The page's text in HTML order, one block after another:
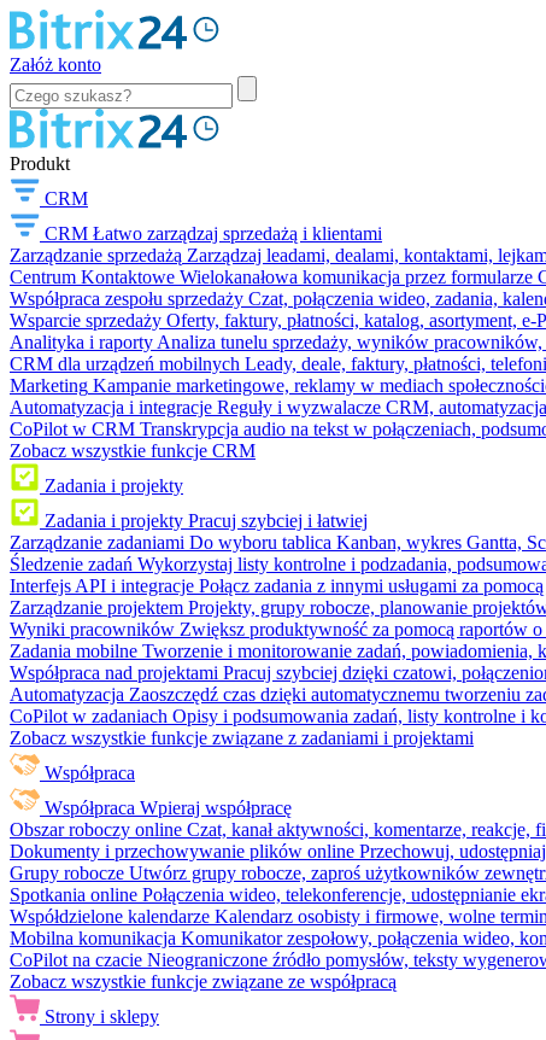
Załóż konto
Produkt
CRM
CRM Łatwo zarządzaj sprzedażą i klientami
Zarządzanie sprzedażą Zarządzaj leadami, dealami, kontaktami,
Centrum Kontaktowe Wielokanałowa komunikacja przez
Współpraca zespołu sprzedaży Czat, połączenia wideo, zadania,
Wsparcie sprzedaży Oferty, faktury, płatności, katalog, asortyment,
Analityka i raporty Analiza tunelu sprzedaży, wyników
CRM dla urządzeń mobilnych Leady, deale, faktury, płatności,
Marketing Kampanie marketingowe, reklamy w mediach
Automatyzacja i integracje Reguły i wyzwalacze CRM,
CoPilot w CRM Transkrypcja audio na tekst w połączeniach,
Zobacz wszystkie funkcje CRM
Zadania i projekty
Zadania i projekty Pracuj szybciej i łatwiej
Zarządzanie zadaniami Do wyboru tablica Kanban, wykres Gantta,
Śledzenie zadań Wykorzystaj listy kontrolne i podzadania,
Interfejs API i integracje Połącz zadania z innymi usługami za
Zarządzanie projektem Projekty, grupy robocze, planowanie
Wyniki pracowników Zwiększ produktywność za pomocą raportów
Zadania mobilne Tworzenie i monitorowanie zadań, powiadomienia,
Współpraca nad projektami Pracuj szybciej dzięki czatowi,
Automatyzacja Zaoszczędź czas dzięki automatycznemu tworzeniu
CoPilot w zadaniach Opisy i podsumowania zadań, listy kontrolne i
Zobacz wszystkie funkcje związane z zadaniami i projektami
Współpraca
Współpraca Wpieraj współpracę
Obszar roboczy online Czat, kanał aktywności, komentarze, reakcje,
Dokumenty i przechowywanie plików online Przechowuj,
Grupy robocze Utwórz grupy robocze, zaproś użytkowników
Spotkania online Połączenia wideo, telekonferencje, udostępnianie
Współdzielone kalendarze Kalendarz osobisty i firmowe, wolne
Mobilna komunikacja Komunikator zespołowy, połączenia wideo,
CoPilot na czacie Nieograniczone źródło pomysłów, teksty
Zobacz wszystkie funkcje związane ze współpracą
Strony i sklepy